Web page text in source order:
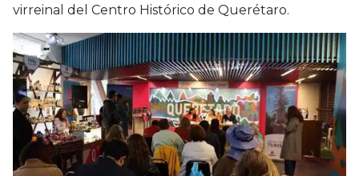
virreinal del Centro Histórico de Querétaro.